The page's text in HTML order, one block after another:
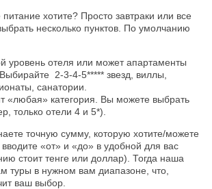
хотите? Просто завтраки или все
несколько пунктов. По умолчанию
уровень отеля или может апартаменты
2-3-4-5***** звезд, виллы,
санатории.
«любая» категория. Вы можете выбрать
только отели 4 и 5*).
точную сумму, которую хотите/можете
«от» и «до» в удобной для вас
стоит тенге или доллар). Тогда наша
туры в нужном вам диапазоне, что,
ваш выбор.